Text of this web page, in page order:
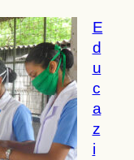
E
d
u
c
a
z
i